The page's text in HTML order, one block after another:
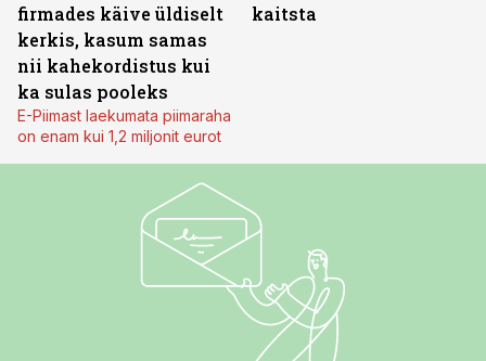
firmades käive üldiselt
kerkis, kasum samas
nii kahekordistus kui
ka sulas pooleks
E-Piimast laekumata piimaraha
on enam kui 1,2 miljonit eurot
kaitsta